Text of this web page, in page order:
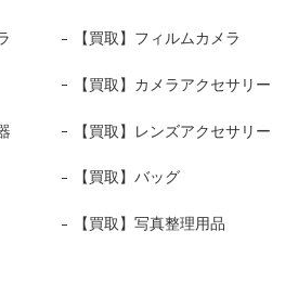
【買取】フィルムカメラ
【買取】カメラアクセサリー
【買取】レンズアクセサリー
【買取】バッグ
【買取】写真整理用品